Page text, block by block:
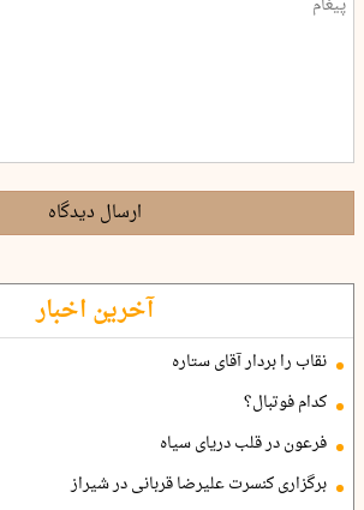
ارسال دیدگاه
آخرین اخبار
نقاب را بردار آقای ستاره
کدام فوتبال؟
فرعون در قلب دریای سیاه
برگزاری کنسرت علیرضا قربانی در شیراز